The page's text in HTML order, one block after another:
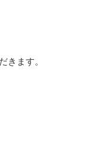
きます。